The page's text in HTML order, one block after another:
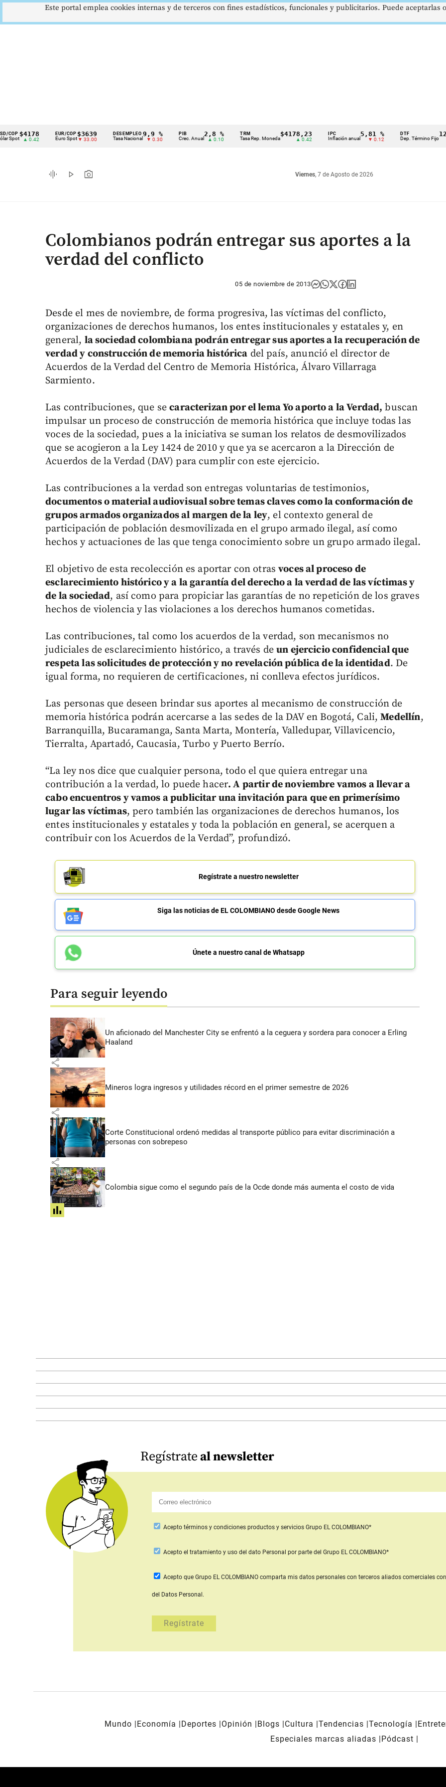
Cintillo
indicadores
económicos
$4178
▲ 0.42
EUR/COP
Euro Spot
$3639
▼ 33.00
DESEMPLEO
Tasa Nacional
9,9 %
▼ 0.30 Crec. Anual
2,8 %
▲ 0.10 Tasa Rep. Moneda
$4178,23
▲ 0.42 Inflación anual
5,81 %
▼ 0.12 Dep. Término Fijo
12,48
▲
graphic_eq play_arrow photo_camera Viernes, 7 de Agosto de 2026
Colombianos podrán entregar sus aportes a la
verdad del conflicto
05 de noviembre de 2013
Desde el mes de noviembre, de forma progresiva, las víctimas del conflicto,
organizaciones de derechos humanos, los entes institucionales y estatales y, en
general, la sociedad colombiana podrán entregar sus aportes a la recuperación de
verdad y construcción de memoria histórica del país, anunció el director de
Acuerdos de la Verdad del Centro de Memoria Histórica, Álvaro Villarraga
Sarmiento.
Las contribuciones, que secaracterizan por el lema Yo aporto a la Verdad, buscan
impulsar un proceso de construcción de memoria histórica que incluye todas las
voces de la sociedad, pues a la iniciativa se suman los relatos de desmovilizados
que se acogieron a la Ley 1424 de 2010 y que ya se acercaron a la Dirección de
Acuerdos de la Verdad (DAV) para cumplir con este ejercicio.
Las contribuciones a la verdad son entregas voluntarias de testimonios,
documentos o material audiovisual sobre temas claves como la conformación de
grupos armados organizados al margen de la ley, el contexto general de
participación de población desmovilizada en el grupo armado ilegal, así como
hechos y actuaciones de las que tenga conocimiento sobre un grupo armado ilegal.
El objetivo de esta recolección es aportar con otrasvoces al proceso de
esclarecimiento histórico y a la garantía del derecho a la verdad de las víctimas y
de la sociedad, así como para propiciar las garantías de no repetición de los graves
hechos de violencia y las violaciones a los derechos humanos cometidas.
Las contribuciones, tal como los acuerdos de la verdad, son mecanismos no
judiciales de esclarecimiento histórico, a través deun ejercicio confidencial que
respeta las solicitudes de protección y no revelación pública de la identidad. De
igual forma, no requieren de certificaciones, ni conlleva efectos jurídicos.
Las personas que deseen brindar sus aportes al mecanismo de construcción de
memoria histórica podrán acercarse a las sedes de la DAV en Bogotá, Cali,Medellín,
Barranquilla, Bucaramanga, Santa Marta, Montería, Valledupar, Villavicencio,
Tierralta, Apartadó, Caucasia, Turbo y Puerto Berrío.
“La ley nos dice que cualquier persona, todo el que quiera entregar una
contribución a la verdad, lo puede hacer. A partir de noviembre vamos a llevar a
cabo encuentros y vamos a publicitar una invitación para que en primerísimo
lugar las víctimas, pero también las organizaciones de derechos humanos, los
entes institucionales y estatales y toda la población en general, se acerquen a
contribuir con los Acuerdos de la Verdad”, profundizó.
Regístrate a nuestro newsletter
Siga las noticias de EL COLOMBIANO desde Google News
Únete a nuestro canal de Whatsapp
Para seguir leyendo
Un aficionado del Manchester City se enfrentó a la ceguera y sordera para conocer a Erling
Haaland
share
Mineros logra ingresos y utilidades récord en el primer semestre de 2026
share
Corte Constitucional ordenó medidas al transporte público para evitar discriminación a
personas con sobrepeso
share
Colombia sigue como el segundo país de la Ocde donde más aumenta el costo de vida
share
Regístrateal newsletter
Acepto términos y condiciones productos y servicios Grupo EL COLOMBIANO*
Aceptoel tratamiento y uso del dato Personal por parte del Grupo EL COLOMBIANO*
Acepto que Grupo EL COLOMBIANO comparta mis datos personales con terceros aliados comerciales
del Datos Personal.
Mundo Economía Deportes Opinión Blogs Cultura Tendencias Tecnología
Especiales marcas aliadas
Pódcast
Este portal emplea cookies internas y de terceros con fines estadísticos, funcionales y publicitarios. Puede aceptarlas